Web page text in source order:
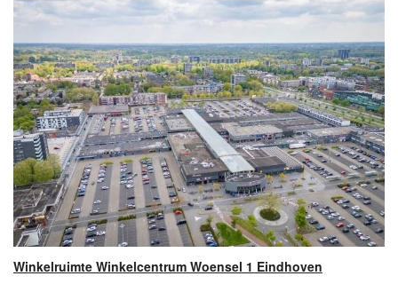
Winkelruimte Winkelcentrum Woensel 1 Eindhoven